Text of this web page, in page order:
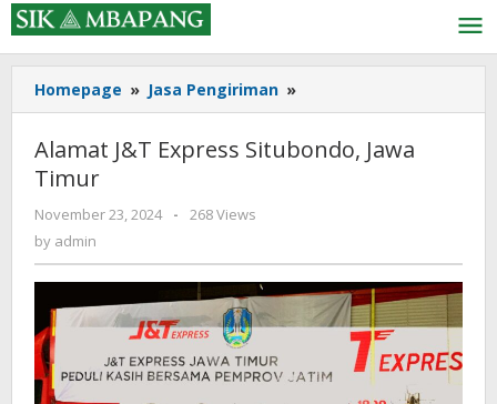
Skip
to
content
Homepage » Jasa Pengiriman »
J&T
Situbondo,
Alamat J&T Express Situbondo, Jawa
Timur
November 23, 2024
by
-
268 Views
by admin